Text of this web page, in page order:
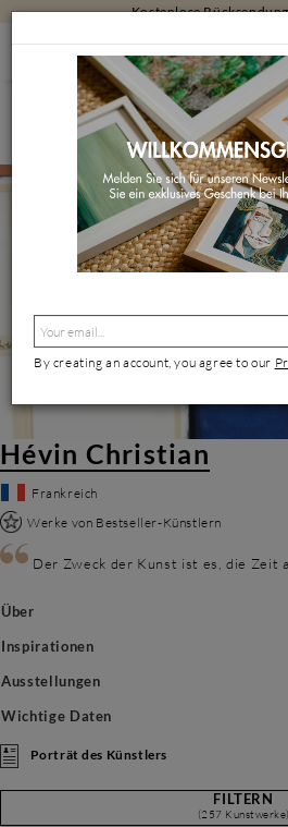
Kostenlose
KÜNSTLER/INNEN HÉVIN CHRISTIAN
Hévin Christian | Zeitgenössischer
Hévin Christian
Frankreich
Werke von Bestseller-Künstlern
Der Zweck der Kunst ist es, die Zeit
Über
Inspirationen
Ausstellungen
Wichtige Daten
Porträt des Künstlers
FILTERN
(257 Kunstwerke)
By creating an account, you agree to our